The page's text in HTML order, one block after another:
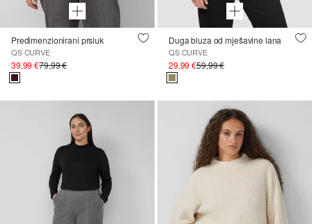
Predimenzionirani prsluk
QS CURVE
39,99 €79,99 €
Duga bluza od mješavine lana
QS CURVE
29,99 €59,99 €